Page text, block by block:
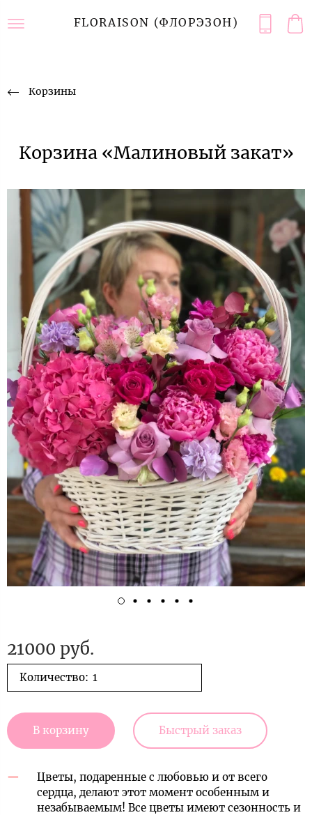
FLORAISON (ФЛОРЭЗОН)
Корзины
Корзина «Малиновый закат»
21000 руб.
Количество:
В корзину Быстрый заказ
Цветы, подаренные с любовью и от всего
сердца, делают этот момент особенным и
незабываемым! Все цветы имеют сезонность и